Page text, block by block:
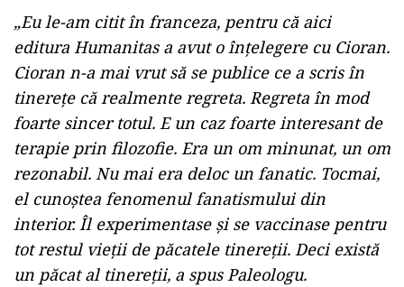
„Eu le-am citit în franceza, pentru că aici
editura Humanitas a avut o înțelegere cu Cioran.
Cioran n-a mai vrut să se publice ce a scris în
tinerețe că realmente regreta. Regreta în mod
foarte sincer totul. E un caz foarte interesant de
terapie prin filozofie. Era un om minunat, un om
rezonabil. Nu mai era deloc un fanatic. Tocmai,
el cunoștea fenomenul fanatismului din
interior. Îl experimentase și se vaccinase pentru
tot restul vieții de păcatele tinereții. Deci există
un păcat al tinereții, a spus Paleologu.